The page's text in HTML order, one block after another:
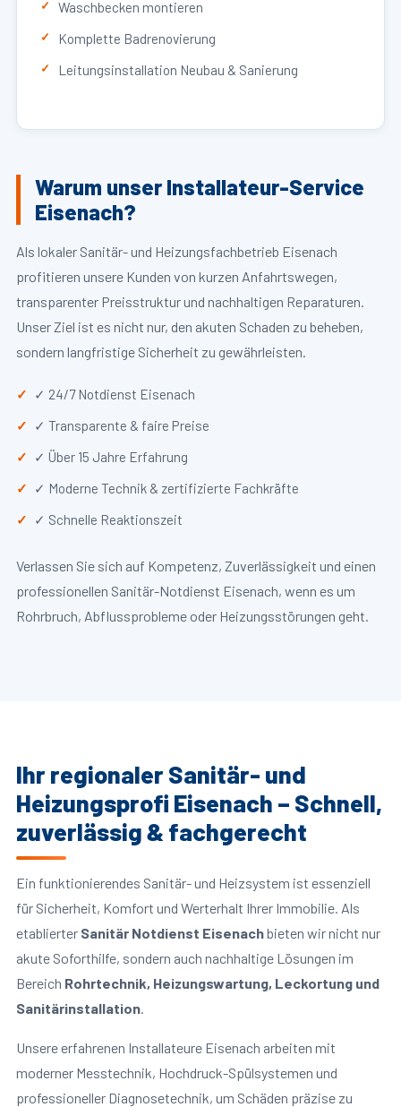
Waschbecken montieren
Komplette Badrenovierung
Leitungsinstallation Neubau & Sanierung
Warum unser Installateur-Service
Eisenach?
Als lokaler Sanitär- und Heizungsfachbetrieb Eisenach
profitieren unsere Kunden von kurzen Anfahrtswegen,
transparenter Preisstruktur und nachhaltigen Reparaturen.
Unser Ziel ist es nicht nur, den akuten Schaden zu beheben,
sondern langfristige Sicherheit zu gewährleisten.
✓ 24/7 Notdienst Eisenach
✓ Transparente & faire Preise
✓ Über 15 Jahre Erfahrung
✓ Moderne Technik & zertifizierte Fachkräfte
✓ Schnelle Reaktionszeit
Verlassen Sie sich auf Kompetenz, Zuverlässigkeit und einen
professionellen Sanitär-Notdienst Eisenach, wenn es um
Rohrbruch, Abflussprobleme oder Heizungsstörungen geht.
Ihr regionaler Sanitär- und
Heizungsprofi Eisenach – Schnell,
zuverlässig & fachgerecht
Ein funktionierendes Sanitär- und Heizsystem ist essenziell
für Sicherheit, Komfort und Werterhalt Ihrer Immobilie. Als
etablierter Sanitär Notdienst Eisenachbieten wir nicht nur
akute Soforthilfe, sondern auch nachhaltige Lösungen im
Bereich Rohrtechnik, Heizungswartung, Leckortung und
Sanitärinstallation.
Unsere erfahrenen Installateure Eisenach arbeiten mit
moderner Messtechnik, Hochdruck-Spülsystemen und
professioneller Diagnosetechnik, um Schäden präzise zu